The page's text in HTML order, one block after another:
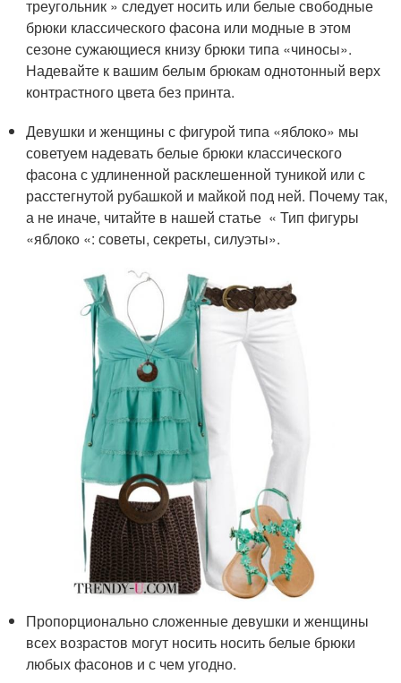
треугольник » следует носить или белые свободные
брюки классического фасона или модные в этом
сезоне сужающиеся книзу брюки типа «чиносы».
Надевайте к вашим белым брюкам однотонный верх
контрастного цвета без принта.
Девушки и женщины с фигурой типа «яблоко» мы
советуем надевать белые брюки классического
фасона с удлиненной расклешенной туникой или с
расстегнутой рубашкой и майкой под ней. Почему так,
а не иначе, читайте в нашей статье « Тип фигуры
«яблоко «: советы, секреты, силуэты».
Пропорционально сложенные девушки и женщины
всех возрастов могут носить носить белые брюки
любых фасонов и с чем угодно.